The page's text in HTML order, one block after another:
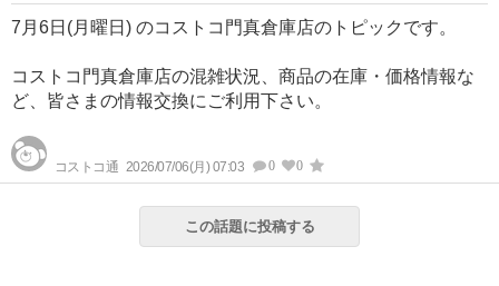
7月6日(月曜日) のコストコ門真倉庫店のトピックです。
コストコ門真倉庫店の混雑状況、商品の在庫・価格情報な
ど、皆さまの情報交換にご利用下さい。
コストコ通 2026/07/06(月) 07:03 0 0
この話題に投稿する